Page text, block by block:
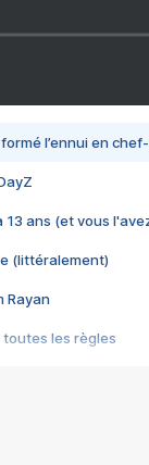
l’ennui en
13 ans (et vous
(littéralement)
Rayan
toutes les règles